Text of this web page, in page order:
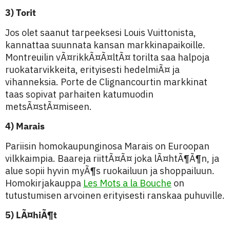
3) Torit
Jos olet saanut tarpeeksesi Louis Vuittonista,
kannattaa suunnata kansan markkinapaikoille.
Montreuilin vÃ¤rikkÃ¤Ã¤ltÃ¤ torilta saa halpoja
ruokatarvikkeita, erityisesti hedelmiÃ¤ ja
vihanneksia. Porte de Clignancourtin markkinat
taas sopivat parhaiten katumuodin
metsÃ¤stÃ¤miseen.
4) Marais
Pariisin homokaupunginosa Marais on Euroopan
vilkkaimpia. Baareja riittÃ¤Ã¤ joka lÃ¤htÃ¶Ã¶n, ja
alue sopii hyvin myÃ¶s ruokailuun ja shoppailuun.
Homokirjakauppa Les Mots a la Bouche on
tutustumisen arvoinen erityisesti ranskaa puhuville.
5) LÃ¤hiÃ¶t